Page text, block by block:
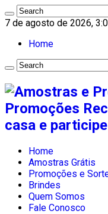
7 de agosto de 2026,
Home
Promoções
casa e
Home
Amostras Grátis
Promoções e
Brindes
Quem Somos
Fale Conosco